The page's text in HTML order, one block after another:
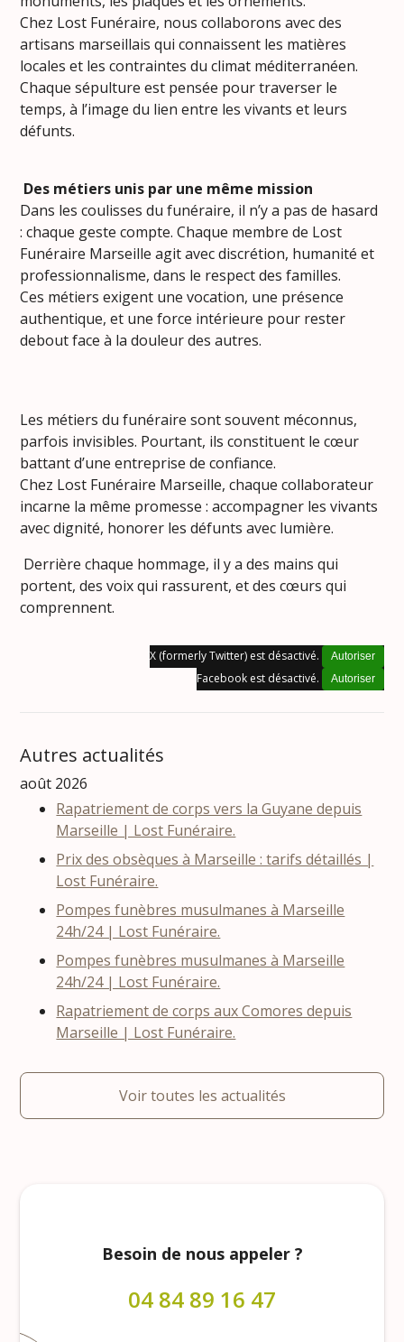
Chez Lost Funéraire, nous collaborons avec des
artisans marseillais qui connaissent les matières
locales et les contraintes du climat méditerranéen.
Chaque sépulture est pensée pour traverser le
temps, à l’image du lien entre les vivants et leurs
défunts.
Des métiers unis par une même mission
Dans les coulisses du funéraire, il n’y a pas de hasard
: chaque geste compte. Chaque membre de Lost
Funéraire Marseille agit avec discrétion, humanité et
professionnalisme, dans le respect des familles.
Ces métiers exigent une vocation, une présence
authentique, et une force intérieure pour rester
debout face à la douleur des autres.
Les métiers du funéraire sont souvent méconnus,
parfois invisibles. Pourtant, ils constituent le cœur
battant d’une entreprise de confiance.
Chez Lost Funéraire Marseille, chaque collaborateur
incarne la même promesse : accompagner les vivants
avec dignité, honorer les défunts avec lumière.
Derrière chaque hommage, il y a des mains qui
portent, des voix qui rassurent, et des cœurs qui
comprennent.
X (formerly Twitter) est désactivé. Autoriser
Facebook est désactivé. Autoriser
Autres actualités
août 2026
Rapatriement de corps vers la Guyane depuis
Marseille | Lost Funéraire.
Prix des obsèques à Marseille : tarifs détaillés |
Lost Funéraire.
Pompes funèbres musulmanes à Marseille
24h/24 | Lost Funéraire.
Pompes funèbres musulmanes à Marseille
24h/24 | Lost Funéraire.
Rapatriement de corps aux Comores depuis
Marseille | Lost Funéraire.
Voir toutes les actualités
Besoin de nous appeler ?
04 84 89 16 47